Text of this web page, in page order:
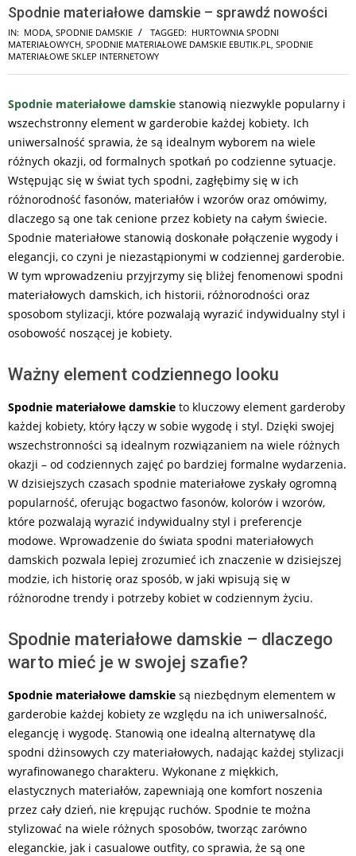
Spodnie materiałowe damskie – sprawdź nowości
IN: MODA SPODNIE DAMSKIE TAGGED: HURTOWNIA SPODNI
MATERIAŁOWYCH SPODNIE MATERIAŁOWE DAMSKIE EBUTIK.PL
SPODNIE
MATERIAŁOWE SKLEP INTERNETOWY
Spodnie materiałowe damskie stanowią niezwykle popularny i
wszechstronny element w garderobie każdej kobiety. Ich
uniwersalność sprawia, że są idealnym wyborem na wiele
różnych okazji, od formalnych spotkań po codzienne sytuacje.
Wstępując się w świat tych spodni, zagłębimy się w ich
różnorodność fasonów, materiałów i wzorów oraz omówimy,
dlaczego są one tak cenione przez kobiety na całym świecie.
Spodnie materiałowe stanowią doskonałe połączenie wygody i
elegancji, co czyni je niezastąpionymi w codziennej garderobie.
W tym wprowadzeniu przyjrzymy się bliżej fenomenowi spodni
materiałowych damskich, ich historii, różnorodności oraz
sposobom stylizacji, które pozwalają wyrazić indywidualny styl i
osobowość noszącej je kobiety.
Ważny element codziennego looku
Spodnie materiałowe damskie to kluczowy element garderoby
każdej kobiety, który łączy w sobie wygodę i styl. Dzięki swojej
wszechstronności są idealnym rozwiązaniem na wiele różnych
okazji – od codziennych zajęć po bardziej formalne wydarzenia.
W dzisiejszych czasach spodnie materiałowe zyskały ogromną
popularność, oferując bogactwo fasonów, kolorów i wzorów,
które pozwalają wyrazić indywidualny styl i preferencje
modowe. Wprowadzenie do świata spodni materiałowych
damskich pozwala lepiej zrozumieć ich znaczenie w dzisiejszej
modzie, ich historię oraz sposób, w jaki wpisują się w
różnorodne trendy i potrzeby kobiet w codziennym życiu.
Spodnie materiałowe damskie – dlaczego
warto mieć je w swojej szafie?
Spodnie materiałowe damskie są niezbędnym elementem w
garderobie każdej kobiety ze względu na ich uniwersalność,
elegancję i wygodę. Stanowią one idealną alternatywę dla
spodni dżinsowych czy materiałowych, nadając każdej stylizacji
wyrafinowanego charakteru. Wykonane z miękkich,
elastycznych materiałów, zapewniają one komfort noszenia
przez cały dzień, nie krępując ruchów. Spodnie te można
stylizować na wiele różnych sposobów, tworząc zarówno
eleganckie, jak i casualowe outfity, co sprawia, że są one